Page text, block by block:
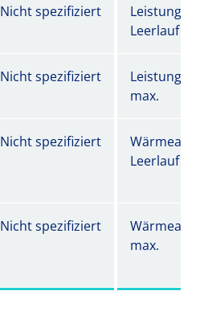
Nicht spezifiziert
Leerlauf
Nicht spezifiziert
max.
Nicht spezifiziert
Leerlauf
Nicht spezifiziert
max.